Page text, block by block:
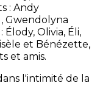
: Andy
Gwendolyna
Olivia, Éli,
et Bénézette,
et amis.
l'intimité de la